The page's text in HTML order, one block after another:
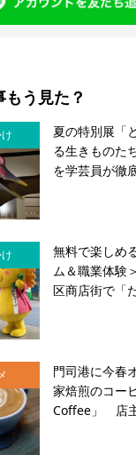
もう見た？
夏の特別展「
る生きものた
を学芸員が徹
無料で楽しめ
ム＆職業体験
区商店街で「
門司港に今春
家焙煎のコー
Coffee」 店